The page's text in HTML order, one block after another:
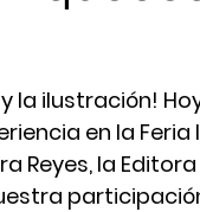
la ilustración!
en la Feria
Reyes, la